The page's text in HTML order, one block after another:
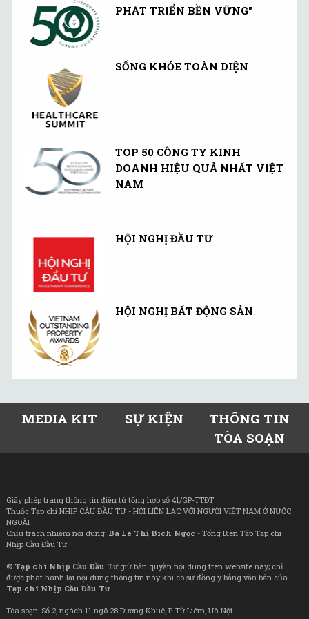
PHÁT TRIỂN BỀN VỮNG"
SỐNG KHỎE TOÀN DIỆN
TOP 50 CÔNG TY KINH
DOANH HIỆU QUẢ NHẤT VIỆT
NAM
HỘI NGHỊ ĐẦU TƯ
HỘI NGHỊ BẤT ĐỘNG SẢN
MEDIA KIT SỰ KIỆN
THÔNG TIN
TÒA SOẠN
Giấy phép trang thông tin điện tử tổng hợp số 41/GP-TTĐT
Thuộc Tạp chí NHỊP CẦU ĐẦU TƯ - HỘI LIÊN LẠC VỚI NGƯỜI VIỆT NAM Ở NƯỚC
NGOÀI
Chịu trách nhiệm nội dung: Bà Lê Thị Bích Ngọc - Tổng Biên Tập Tạp chí
Nhịp Cầu Đầu Tư
© Tạp chí Nhịp Cầu Đầu Tưgiữ bản quyền nội dung trên website này; chỉ
được phát hành lại nội dung thông tin này khi có sự đồng ý bằng văn bản của
Tạp chí Nhịp Cầu Đầu Tư
Tòa soạn: Số 2, ngách 11 ngõ 28 Dương Khuê, P. Từ Liêm, Hà Nội